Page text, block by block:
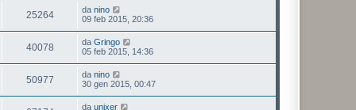
25264 da nino
09 feb 2015, 20:36
40078 da Gringo
05 feb 2015, 14:36
50977 da nino
30 gen 2015, 00:47
da unixer